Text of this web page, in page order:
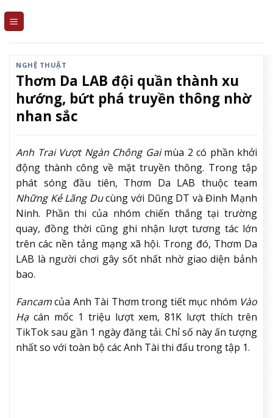
NGHỆ THUẬT
Thơm Da LAB đội quần thành xu
hướng, bứt phá truyền thông nhờ
nhan sắc
Anh Trai Vượt Ngàn Chông Gaimùa 2 có phần khởi
động thành công về mặt truyền thông. Trong tập
phát sóng đầu tiên, Thơm Da LAB thuộc team
Những Kẻ Lãng Ducùng với Dũng DT và Đinh Mạnh
Ninh. Phần thi của nhóm chiến thắng tại trường
quay, đồng thời cũng ghi nhận lượt tương tác lớn
trên các nền tảng mạng xã hội. Trong đó, Thơm Da
LAB là người chơi gây sốt nhất nhờ giao diện bảnh
bao.
Fancamcủa Anh Tài Thơm trong tiết mục nhóm Vào
Hạ cán mốc 1 triệu lượt xem, 81K lượt thích trên
TikTok sau gần 1 ngày đăng tải. Chỉ số này ấn tượng
nhất so với toàn bộ các Anh Tài thi đấu trong tập 1.